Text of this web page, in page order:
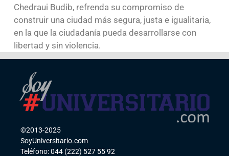
Chedraui Budib, refrenda su compromiso de
construir una ciudad más segura, justa e igualitaria,
en la que la ciudadanía pueda desarrollarse con
libertad y sin violencia.
©2013-2025
SoyUniversitario.com
Teléfono: 044 (222) 527 55 92